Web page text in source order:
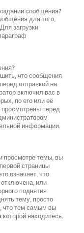
сообщения?
для того,
загрузки
что сообщения
отправкой на
включил вас в
по его или её
перед
информации.
просмотре темы, вы
страницы
означает, что
или
поднятия
тему, просто
что тем самым вы
находитесь.